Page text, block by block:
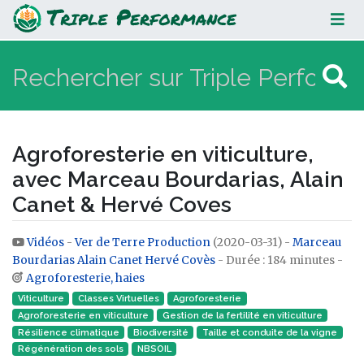
Agroforesterie en viticulture, avec
Marceau Bourdarias, Alain Canet &
Hervé Coves
Agroforesterie en viticulture,
avec Marceau Bourdarias, Alain
Canet & Hervé Coves
Aller à :navigation,rechercher
Vidéos -Ver de Terre Production (2020-03-31) - Marceau
BourdariasAlain Canet Hervé Covès - Durée : 184 minutes -
Agroforesterie, haies
Viticulture Classes Virtuelles
Agroforesterie
Agroforesterie en viticulture
Gestion de la fertilité en viticulture
Résilience climatique
Biodiversité
Taille et conduite de la vigne
Régénération des sols
NBSOIL